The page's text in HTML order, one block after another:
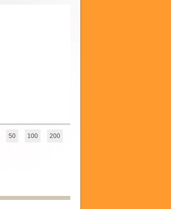
50 100 200